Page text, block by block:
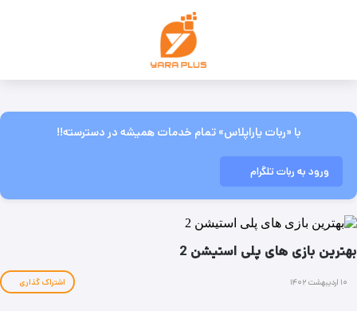
با «ربات یاراپلاس» تمام خدمات همیشه در دسترسته!!
ورود به ربات تلگرام
بهترین بازی های پلی استیشن 2
۱۰ اردیبهشت ۱۴۰۲ اشتراک گذاری